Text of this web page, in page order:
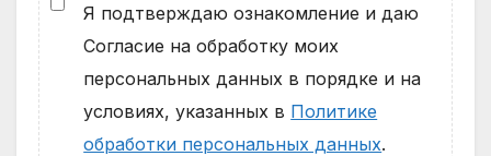
Я подтверждаю ознакомление и даю
Согласие на обработку моих
персональных данных в порядке и на
условиях, указанных в Политике
обработки персональных данных.